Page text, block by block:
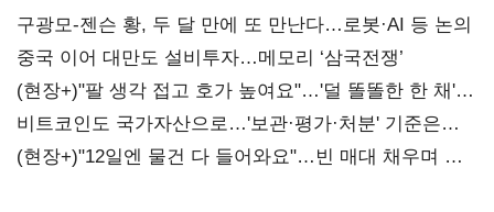
구광모-젠슨 황, 두 달 만에 또 만난다…로봇·AI 등 논의
중국 이어 대만도 설비투자…메모리 ‘삼국전쟁’
(현장+)"팔 생각 접고 호가 높여요"…'덜 똘똘한 한 채'
20억 키맞추기
비트코인도 국가자산으로…'보관·평가·처분' 기준은
숙제
(현장+)"12일엔 물건 다 들어와요"…빈 매대 채우며 문